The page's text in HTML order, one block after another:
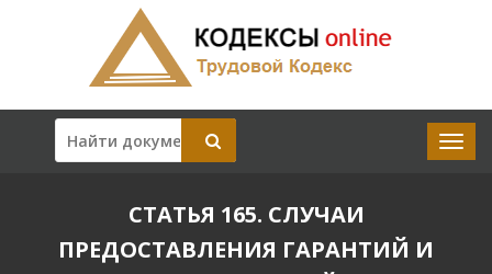
СТАТЬЯ 165. СЛУЧАИ
ПРЕДОСТАВЛЕНИЯ ГАРАНТИЙ И